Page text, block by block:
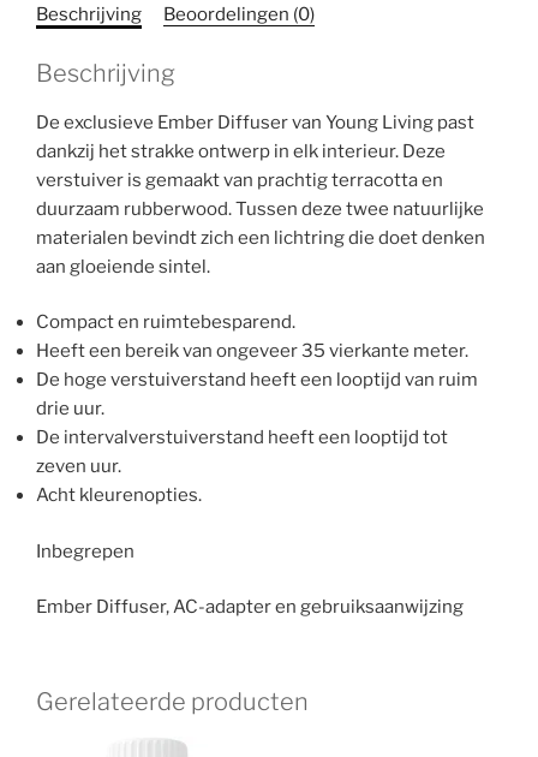
ml
Beschrijving Beoordelingen (0)
Beschrijving
De exclusieve Ember Diffuser van Young Living past
dankzij het strakke ontwerp in elk interieur. Deze
verstuiver is gemaakt van prachtig terracotta en
duurzaam rubberwood. Tussen deze twee natuurlijke
materialen bevindt zich een lichtring die doet denken
aan gloeiende sintel.
Compact en ruimtebesparend.
Heeft een bereik van ongeveer 35 vierkante meter.
De hoge verstuiverstand heeft een looptijd van ruim
drie uur.
De intervalverstuiverstand heeft een looptijd tot
zeven uur.
Acht kleurenopties.
Inbegrepen
Ember Diffuser, AC-adapter en gebruiksaanwijzing
Gerelateerde producten